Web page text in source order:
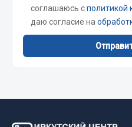
соглашаюсь сполитикой
даю согласие на